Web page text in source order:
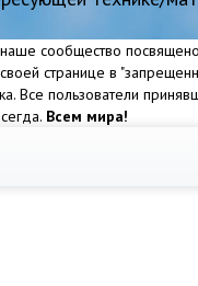
сообщество
странице в
Все пользователи
Всем мира!